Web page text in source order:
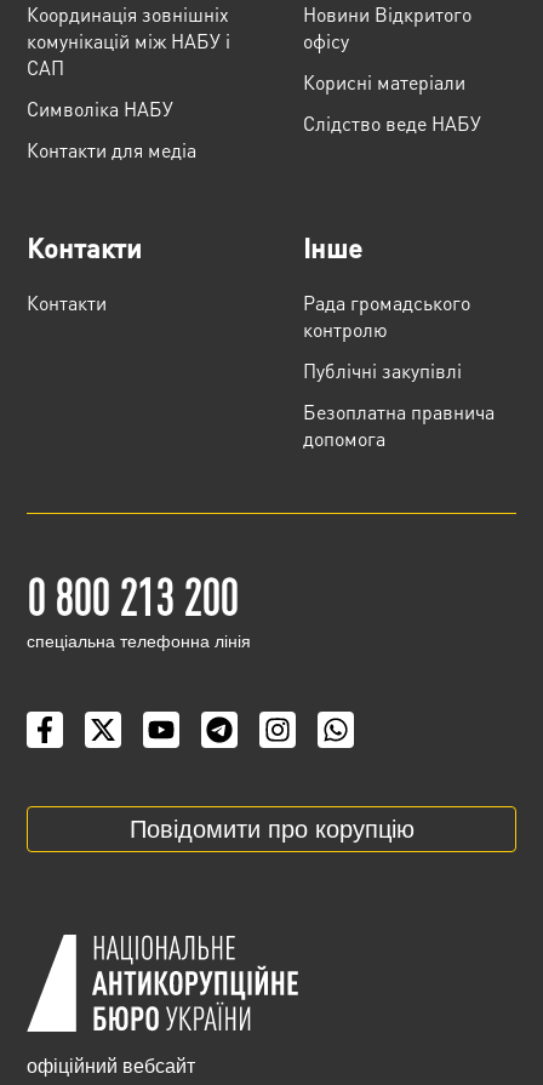
Координація зовнішніх
комунікацій між НАБУ і
САП
Cимволіка НАБУ
Контакти для медіа
Новини Відкритого
офісу
Корисні матеріали
Слідство веде НАБУ
Контакти
Контакти
Інше
Рада громадського
контролю
Публічні закупівлі
Безоплатна правнича
допомога
0 800 213 200
cпеціальна телефонна лінія
Повідомити про корупцію
офіційний вебсайт